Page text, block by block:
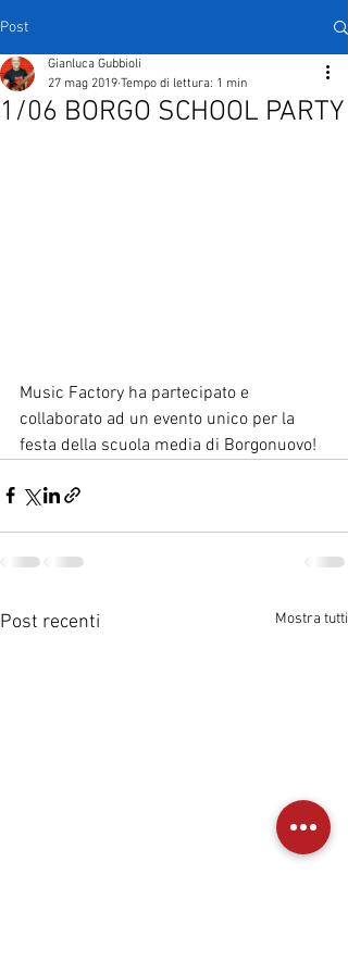
Post
1/06 BORGO SCHOOL PARTY
Gianluca Gubbioli
27 mag 2019 Tempo di lettura: 1 min
Music Factory ha partecipato e
collaborato ad un evento unico per la
festa della scuola media di Borgonuovo!
Post recenti Mostra tutti